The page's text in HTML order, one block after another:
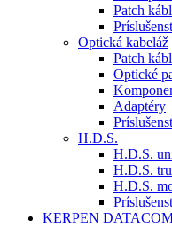
Patch
Optická kabeláž
Patch
Optické
Adaptéry
H.D.S.
H.D.S.
H.D.S.
H.D.S.
KERPEN